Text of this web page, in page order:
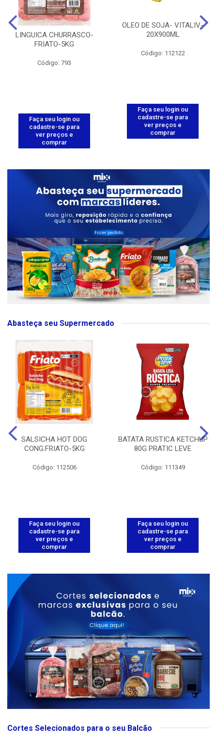
LINGUICA CHURRASCO-
FRIATO-5KG
Código: 793
Faça seu login ou
cadastre-se para
ver preços e
comprar
OLEO DE SOJA- VITALIV-
20X900ML
Código: 112122
Faça seu login ou
cadastre-se para
ver preços e
comprar
Abasteça seu Supermercado
SALSICHA HOT DOG
CONG.FRIATO-5KG
Código: 112506
Faça seu login ou
cadastre-se para
ver preços e
comprar
BATATA RUSTICA KETCHUP
80G PRATIC LEVE
Código: 111349
Faça seu login ou
cadastre-se para
ver preços e
comprar
Cortes Selecionados para o seu Balcão